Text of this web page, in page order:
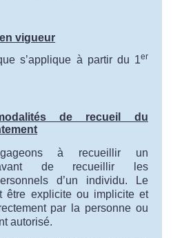
vigueur
s’applique à partir du 1er
de recueil du
à recueillir un
avant de recueillir les
d’un individu. Le
être explicite ou implicite et
par la personne ou
autorisé.